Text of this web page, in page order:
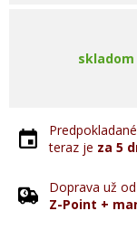
skladom
teraz je za 5
Doprava už od
Z-Point +